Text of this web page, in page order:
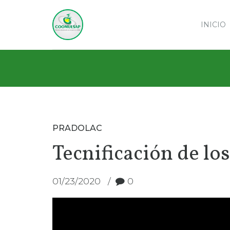
INICIO
PRADOLAC
Tecnificación de
01/23/2020 0